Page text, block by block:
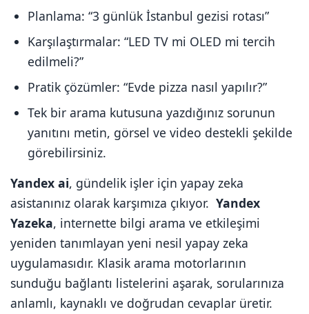
Planlama: “3 günlük İstanbul gezisi rotası”
Karşılaştırmalar: “LED TV mi OLED mi tercih
edilmeli?”
Pratik çözümler: “Evde pizza nasıl yapılır?”
Tek bir arama kutusuna yazdığınız sorunun
yanıtını metin, görsel ve video destekli şekilde
görebilirsiniz.
Yandex ai, gündelik işler için yapay zeka
asistanınız olarak karşımıza çıkıyor. Yandex
Yazeka, internette bilgi arama ve etkileşimi
yeniden tanımlayan yeni nesil yapay zeka
uygulamasıdır. Klasik arama motorlarının
sunduğu bağlantı listelerini aşarak, sorularınıza
anlamlı, kaynaklı ve doğrudan cevaplar üretir.